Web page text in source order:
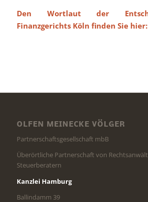
Den Wortlaut der
Finanzgerichts Köln finden Sie hier:
OLFEN MEINECKE VÖLGER
Partnerschaftsgesellschaft mbB
Überörtliche Partnerschaft von
Steuerberatern
Kanzlei Hamburg
Ballindamm 39